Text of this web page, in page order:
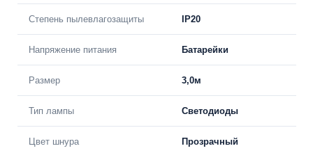
Степень пылевлагозащиты IP20
Напряжение питания Батарейки
Размер 3,0м
Тип лампы Светодиоды
Цвет шнура Прозрачный